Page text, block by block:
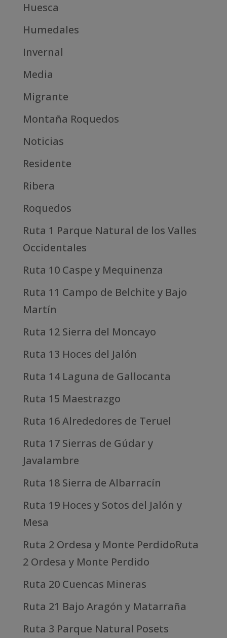
Huesca
Humedales
Invernal
Media
Migrante
Montaña Roquedos
Noticias
Residente
Ribera
Roquedos
Ruta 1 Parque Natural de los Valles
Occidentales
Ruta 10 Caspe y Mequinenza
Ruta 11 Campo de Belchite y Bajo
Martín
Ruta 12 Sierra del Moncayo
Ruta 13 Hoces del Jalón
Ruta 14 Laguna de Gallocanta
Ruta 15 Maestrazgo
Ruta 16 Alrededores de Teruel
Ruta 17 Sierras de Gúdar y
Javalambre
Ruta 18 Sierra de Albarracín
Ruta 19 Hoces y Sotos del Jalón y
Mesa
Ruta 2 Ordesa y Monte PerdidoRuta
2 Ordesa y Monte Perdido
Ruta 20 Cuencas Mineras
Ruta 21 Bajo Aragón y Matarraña
Ruta 3 Parque Natural Posets